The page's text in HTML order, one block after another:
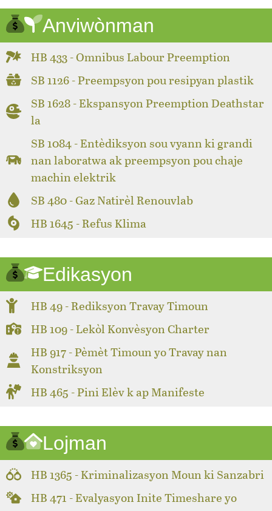
Anviwònman
HB 433 - Omnibus Labour Preemption
SB 1126 - Preempsyon pou resipyan plastik
SB 1628 - Ekspansyon Preemption Deathstar
la
SB 1084 - Entèdiksyon sou vyann ki grandi
nan laboratwa ak preempsyon pou chaje
machin elektrik
SB 480 - Gaz Natirèl Renouvlab
HB 1645 - Refus Klima
Edikasyon
HB 49 - Rediksyon Travay Timoun
HB 109 - Lekòl Konvèsyon Charter
HB 917 - Pèmèt Timoun yo Travay nan
Konstriksyon
HB 465 - Pini Elèv k ap Manifeste
Lojman
HB 1365 - Kriminalizasyon Moun ki Sanzabri
HB 471 - Evalyasyon Inite Timeshare yo